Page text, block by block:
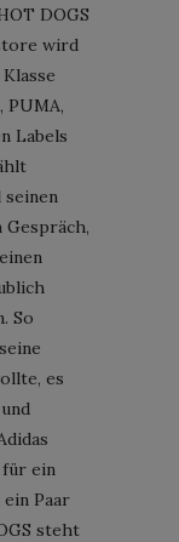
DOGS
wird
PUMA,
Labels
Gespräch,
So
es
für ein
Paar
steht